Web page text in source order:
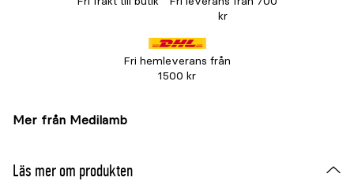
kr
Fri hemleverans från
1500 kr
Mer från Medilamb
Läs mer om produkten